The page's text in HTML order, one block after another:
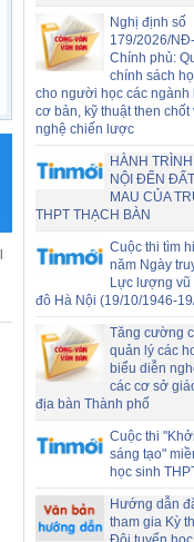
Nghị định số
179/2026/
Chính phủ:
chính sách
cho người học các ngành
cơ bản, kỹ thuật then chốt
nghệ chiến lược
HÀNH
NỘI ĐẾN
MAU CỦA
THPT THẠCH BÀN
Cuộc thi tìm
năm Ngày
Lực lượng vũ
đô Hà Nội (19/10/1946-
Tăng cường
quản lý các
biểu diễn
các cơ sở
địa bàn Thành phố
Cuộc thi
sáng tạo"
học sinh
Hướng dẫn
tham gia Kỳ